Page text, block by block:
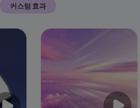
커스텀 효과